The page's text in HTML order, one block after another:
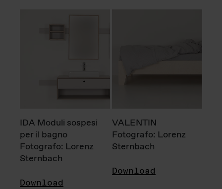
IDA Moduli sospesi
per il bagno
Fotografo: Lorenz
Sternbach
Download
VALENTIN
Fotografo: Lorenz
Sternbach
Download